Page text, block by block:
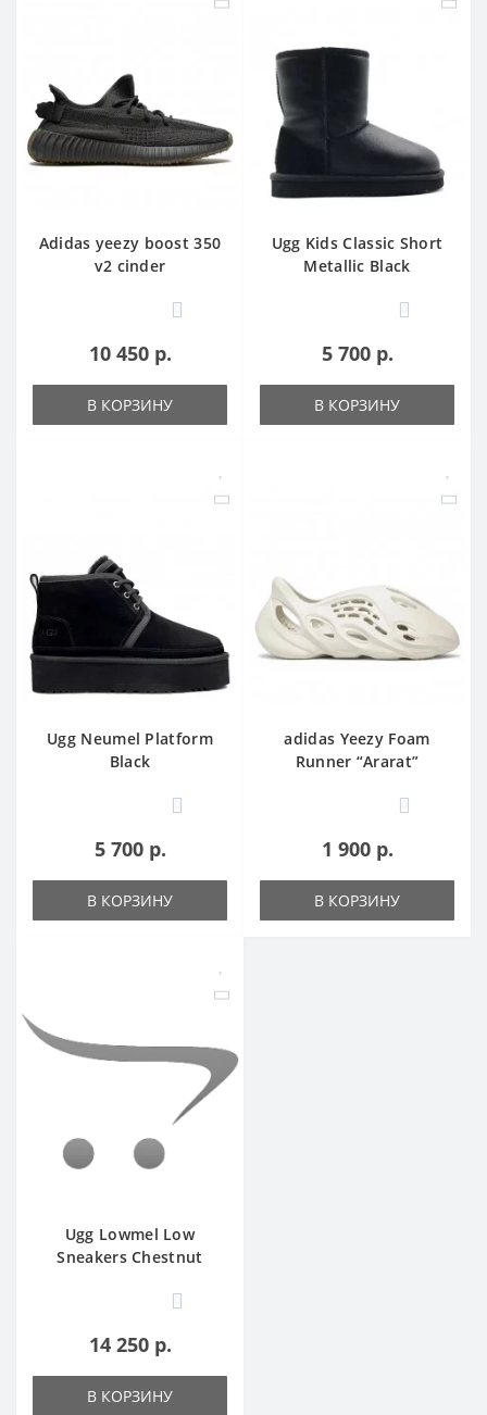
Adidas yееzy boost 350
v2 cinder
0
10 450 р.
В КОРЗИНУ
Ugg Kids Classic Short
Metallic Black
0
5 700 р.
В КОРЗИНУ
Ugg Neumel Platform
Black
0
5 700 р.
В КОРЗИНУ
adidas Yeezy Foam
Runner “Ararat”
0
1 900 р.
В КОРЗИНУ
Ugg Lowmel Low
Sneakers Chestnut
0
14 250 р.
В КОРЗИНУ